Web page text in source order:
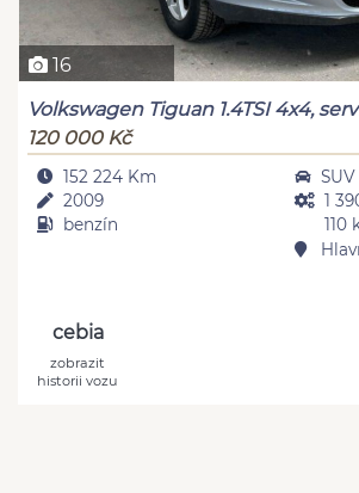
16
Volkswagen Tiguan 1.4TSI 4x4,
120 000 Kč
152 224 Km
2009
benzín
SUV
1
110
cebia
zobrazit
historii vozu